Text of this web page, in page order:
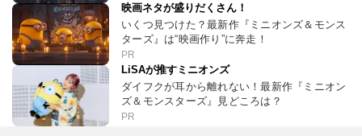
映画ネタが盛りだくさん！
いくつ見つけた？最新作『ミニオンズ＆モンス
ターズ』は“映画作り”に奔走！
PR
LiSAが推すミニオンズ
ダイフクが耳から離れない！最新作『ミニオン
ズ＆モンスターズ』見どころは？
PR